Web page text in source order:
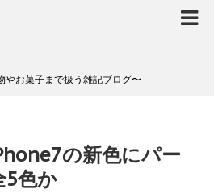
やお菓子まで扱う雑記ブログ〜
の新色にパー
5色か